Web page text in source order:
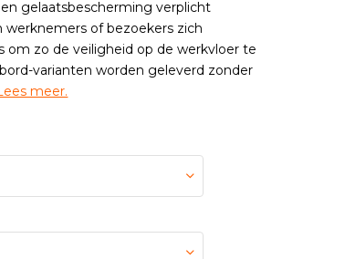
gelaatsbescherming verplicht
of bezoekers zich
om zo de veiligheid op de werkvloer te
varianten worden geleverd zonder
meer.